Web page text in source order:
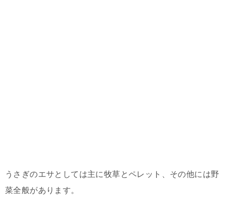
うさぎのエサとしては主に牧草とペレット、その他には野
菜全般があります。